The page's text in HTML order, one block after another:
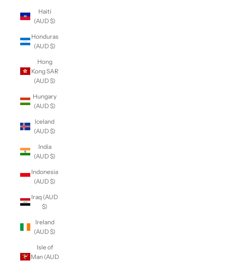
Haiti
(AUD $)
Honduras
(AUD $)
Hong
Kong SAR
(AUD $)
Hungary
(AUD $)
Iceland
(AUD $)
India
(AUD $)
Indonesia
(AUD $)
Iraq (AUD
$)
Ireland
(AUD $)
Isle of
Man (AUD